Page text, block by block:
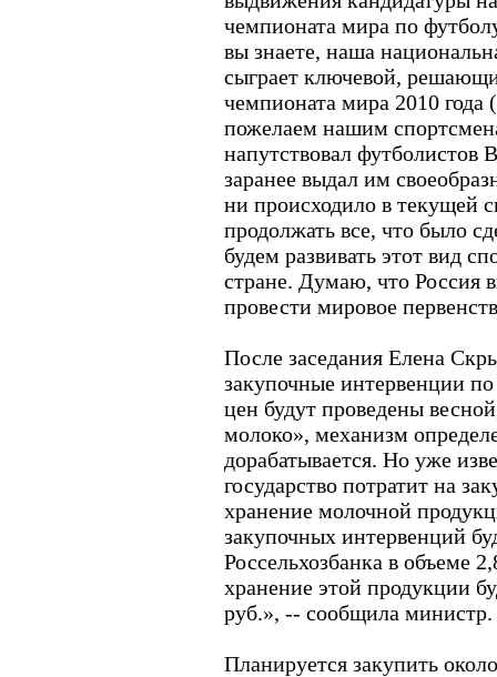
чемпионата мира по
вы знаете, наша
сыграет ключевой,
чемпионата мира 2010
пожелаем нашим
напутствовал
заранее выдал им
ни происходило в текущей
продолжать все, что было
будем развивать этот вид
стране. Думаю, что Россия
провести мировое
После заседания Елена
закупочные интервенции
цен будут проведены
молоко», механизм
дорабатывается. Но уже
государство потратит на
хранение молочной
закупочных интервенций
Россельхозбанка в объеме
хранение этой продукции
руб.», -- сообщила министр.
Планируется закупить